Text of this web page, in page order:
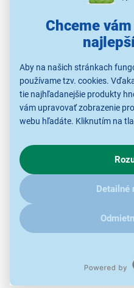
Chceme
Aby na našich stránkach
používame tzv. cookies.
tie najhľadanejšie produkty
vám upravovať zobrazenie
webu hľadáte. Kliknutím na
o chovaní na webe pre
V prípade že vás zaujímajú
ďalšími údaji pracujeme,
Detailné
timeshift, teletext,
Moderný dizajn aj
Pre skvelý filmový zážitok
kina. Môžete si ho užiť v
s televízorom Sencor
rozlíšením 1 920 × 1 080
dokonale ostrým